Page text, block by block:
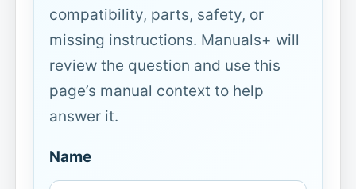
compatibility, parts, safety, or
missing instructions. Manuals+ will
review the question and use this
page’s manual context to help
answer it.
Name